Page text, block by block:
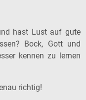
hast Lust auf gute
Bock, Gott und
kennen zu lernen
richtig!